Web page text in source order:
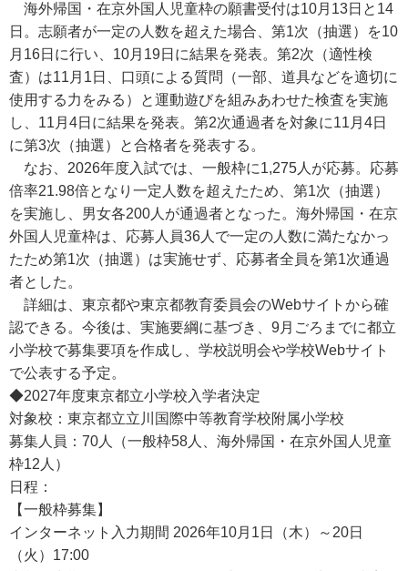
海外帰国・在京外国人児童枠の願書受付は10月13日と14
日。志願者が一定の人数を超えた場合、第1次（抽選）を10
月16日に行い、10月19日に結果を発表。第2次（適性検
査）は11月1日、口頭による質問（一部、道具などを適切に
使用する力をみる）と運動遊びを組みあわせた検査を実施
し、11月4日に結果を発表。第2次通過者を対象に11月4日
に第3次（抽選）と合格者を発表する。
なお、2026年度入試では、一般枠に1,275人が応募。応募
倍率21.98倍となり一定人数を超えたため、第1次（抽選）
を実施し、男女各200人が通過者となった。海外帰国・在京
外国人児童枠は、応募人員36人で一定の人数に満たなかっ
たため第1次（抽選）は実施せず、応募者全員を第1次通過
者とした。
詳細は、東京都や東京都教育委員会のWebサイトから確
認できる。今後は、実施要綱に基づき、9月ごろまでに都立
小学校で募集要項を作成し、学校説明会や学校Webサイト
で公表する予定。
◆2027年度東京都立小学校入学者決定
対象校：東京都立立川国際中等教育学校附属小学校
募集人員：70人（一般枠58人、海外帰国・在京外国人児童
枠12人）
日程：
【一般枠募集】
インターネット入力期間 2026年10月1日（木）～20日
（火）17:00